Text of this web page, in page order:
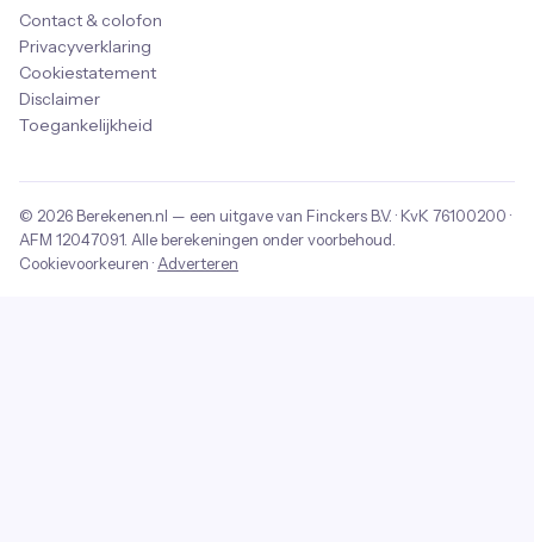
Contact & colofon
Privacyverklaring
Cookiestatement
Disclaimer
Toegankelijkheid
© 2026 Berekenen.nl — een uitgave van Finckers B.V. · KvK 76100200 ·
AFM 12047091 . Alle berekeningen onder voorbehoud.
Cookievoorkeuren · Adverteren